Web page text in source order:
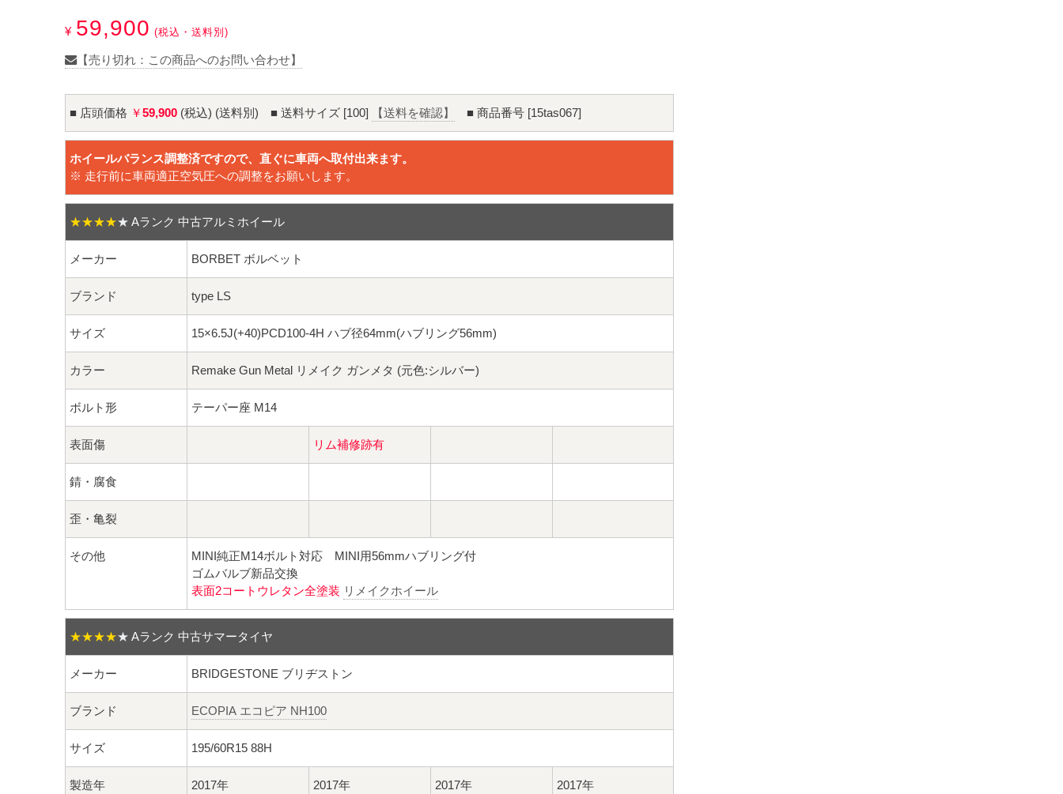
¥ 59,900 (税込・送料別)
【売り切れ：この商品へのお問い合わせ】
■ 店頭価格 ￥59,900 (税込) (送料別) ■ 送料サイズ [100] 【送料を確認】 ■ 商品番号 [15tas067]
ホイールバランス調整済ですので、直ぐに車両へ取付出来ます。
※ 走行前に車両適正空気圧への調整をお願いします。
★★★★★ Aランク 中古アルミホイール
メーカー BORBET ボルベット
ブランド type LS
サイズ 15×6.5J(+40)PCD100-4H ハブ径64mm(ハブリング56mm)
カラー Remake Gun Metal リメイク ガンメタ (元色:シルバー)
ボルト形 テーパー座 M14
表面傷 リム補修跡有
錆・腐食
歪・亀裂
その他
MINI純正M14ボルト対応 MINI用56mmハブリング付
ゴムバルブ新品交換
表面2コートウレタン全塗装 リメイクホイール
★★★★★ Aランク 中古サマータイヤ
メーカー BRIDGESTONE ブリヂストン
ブランド ECOPIA エコピア NH100
サイズ 195/60R15 88H
製造年 2017年 2017年 2017年 2017年